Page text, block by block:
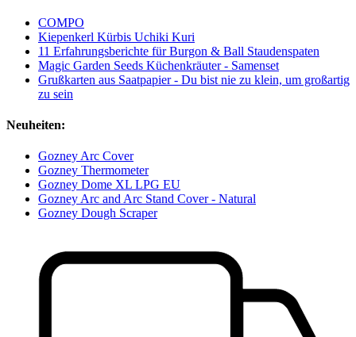
COMPO
Kiepenkerl Kürbis Uchiki Kuri
11 Erfahrungsberichte für Burgon & Ball Staudenspaten
Magic Garden Seeds Küchenkräuter - Samenset
Grußkarten aus Saatpapier - Du bist nie zu klein, um großartig
zu sein
Neuheiten:
Gozney Arc Cover
Gozney Thermometer
Gozney Dome XL LPG EU
Gozney Arc and Arc Stand Cover - Natural
Gozney Dough Scraper